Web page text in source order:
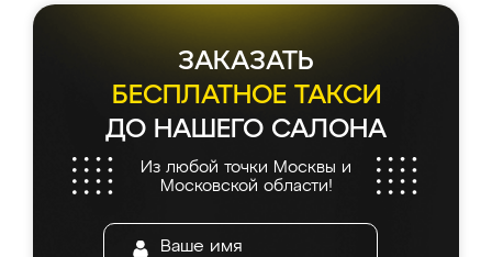
ЗАКАЗАТЬ
БЕСПЛАТНОЕ ТАКСИ
ДО НАШЕГО САЛОНА
Из любой точки Москвы и
Московской области!